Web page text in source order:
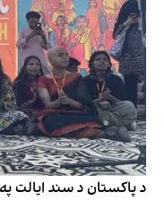
د پاکستان د سند ايالت